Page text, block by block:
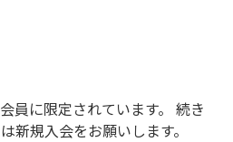
員に限定されています。 続き
新規入会をお願いします。